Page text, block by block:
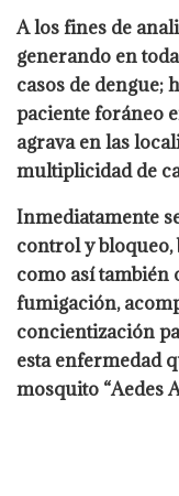
A los fines de
generando en
casos de dengue;
paciente foráneo
agrava en las
multiplicidad de
Inmediatamente
control y bloqueo,
como así también
fumigación,
concientización
esta enfermedad
mosquito “Aedes